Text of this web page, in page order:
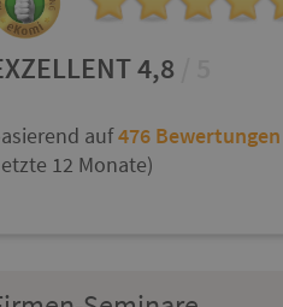
4,8
auf476 Bewertungen
12 Monate)